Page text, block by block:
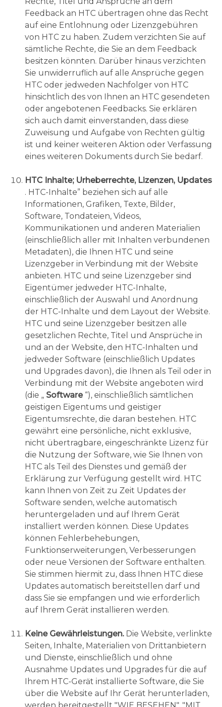
Feedback an HTC übertragen ohne das Recht
auf eine Entlohnung oder Lizenzgebühren
von HTC zu haben. Zudem verzichten Sie auf
sämtliche Rechte, die Sie an dem Feedback
besitzen könnten. Darüber hinaus verzichten
Sie unwiderruflich auf alle Ansprüche gegen
HTC oder jedweden Nachfolger von HTC
hinsichtlich des von Ihnen an HTC gesendeten
oder angebotenen Feedbacks. Sie erklären
sich auch damit einverstanden, dass diese
Zuweisung und Aufgabe von Rechten gültig
ist und keiner weiteren Aktion oder Verfassung
eines weiteren Dokuments durch Sie bedarf.
HTC Inhalte; Urheberrechte, Lizenzen, Updates
. HTC-Inhalte” beziehen sich auf alle
Informationen, Grafiken, Texte, Bilder,
Software, Tondateien, Videos,
Kommunikationen und anderen Materialien
(einschließlich aller mit Inhalten verbundenen
Metadaten), die Ihnen HTC und seine
Lizenzgeber in Verbindung mit der Website
anbieten. HTC und seine Lizenzgeber sind
Eigentümer jedweder HTC-Inhalte,
einschließlich der Auswahl und Anordnung
der HTC-Inhalte und dem Layout der Website.
HTC und seine Lizenzgeber besitzen alle
gesetzlichen Rechte, Titel und Ansprüche in
und an der Website, den HTC-Inhalten und
jedweder Software (einschließlich Updates
und Upgrades davon), die Ihnen als Teil oder in
Verbindung mit der Website angeboten wird
(die „ Software “), einschließlich sämtlichen
geistigen Eigentums und geistiger
Eigentumsrechte, die daran bestehen. HTC
gewährt eine persönliche, nicht exklusive,
nicht übertragbare, eingeschränkte Lizenz für
die Nutzung der Software, wie Sie Ihnen von
HTC als Teil des Dienstes und gemäß der
Erklärung zur Verfügung gestellt wird. HTC
kann Ihnen von Zeit zu Zeit Updates der
Software senden, welche automatisch
heruntergeladen und auf Ihrem Gerät
installiert werden können. Diese Updates
können Fehlerbehebungen,
Funktionserweiterungen, Verbesserungen
oder neue Versionen der Software enthalten.
Sie stimmen hiermit zu, dass Ihnen HTC diese
Updates automatisch bereitstellen darf und
dass Sie sie empfangen und wie erforderlich
auf Ihrem Gerät installieren werden.
Keine Gewährleistungen. Die Website, verlinkte
Seiten, Inhalte, Materialien von Drittanbietern
und Dienste, einschließlich und ohne
Ausnahme Updates und Upgrades für die auf
Ihrem HTC-Gerät installierte Software, die Sie
über die Website auf Ihr Gerät herunterladen,